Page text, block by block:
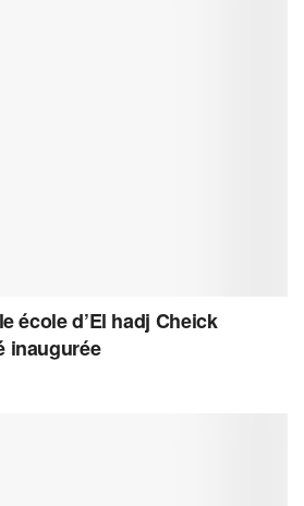
école d’El hadj Cheick
inaugurée